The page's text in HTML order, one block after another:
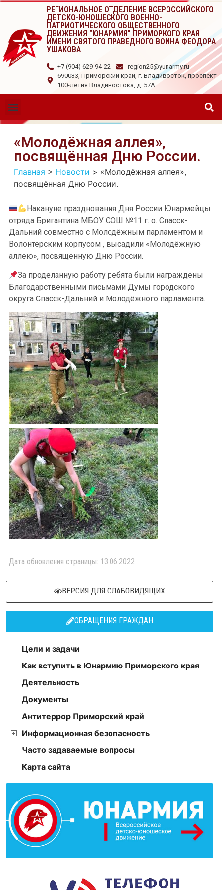
РЕГИОНАЛЬНОЕ ОТДЕЛЕНИЕ ВСЕРОССИЙСКОГО
ДЕТСКО-ЮНОШЕСКОГО ВОЕННО-
ПАТРИОТИЧЕСКОГО ОБЩЕСТВЕННОГО
ДВИЖЕНИЯ "ЮНАРМИЯ" ПРИМОРКОГО КРАЯ
ИМЕНИ СВЯТОГО ПРАВЕДНОГО ВОИНА ФЕОДОРА
УШАКОВА
+7 (904) 629-94-22
region25@yunarmy.ru
690033, Приморский край, г. Владивосток, проспект
100-летия Владивостока, д. 57А
«Молодёжная аллея»,
посвящённая Дню России.
Главная > Новости > «Молодёжная аллея»,
посвящённая Дню России.
Накануне празднования Дня России Юнармейцы
отряда Бригантина МБОУ СОШ №11 г. о. Спасск-
Дальний совместно с Молодёжным парламентом и
Волонтерским корпусом , высадили «Молодёжную
аллею», посвящённую Дню России.
За проделанную работу ребята были награждены
Благодарственными письмами Думы городского
округа Спасск-Дальний и Молодёжного парламента.
Дата обновления страницы: 13.06.2022
ВЕРСИЯ ДЛЯ СЛАБОВИДЯЩИХ
ОБРАЩЕНИЯ ГРАЖДАН
Цели и задачи
Как вступить в Юнармию Приморского края
Деятельность
Документы
Антитеррор Приморский край
Информационная безопасность
Часто задаваемые вопросы
Карта сайта